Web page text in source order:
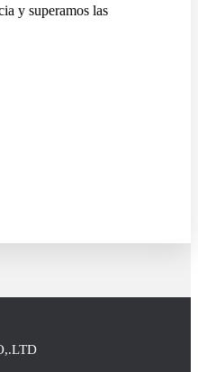
y superamos las